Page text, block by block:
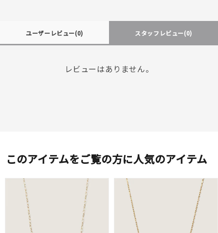
ユーザーレビュー(0) スタッフレビュー(0)
レビューはありません。
このアイテムをご覧の方に人気のアイテム